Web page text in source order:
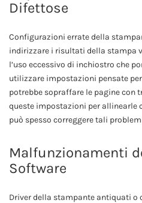
Difettose
Configurazioni errate della
indirizzare i risultati della stampa
l’uso eccessivo di inchiostro che
utilizzare impostazioni pensate
potrebbe sopraffare le pagine con
queste impostazioni per allinearle
può spesso correggere tali
Malfunzionamenti
Software
Driver della stampante antiquati